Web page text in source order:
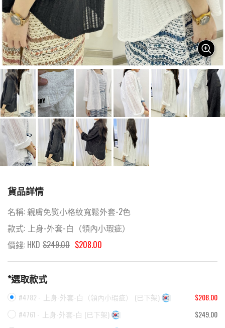
貨品詳情
名稱:親膚免熨小格紋寬鬆外套-2色
款式: 上身-外套-白（領內小瑕疵）
價錢: HKD $249.00 $208.00
*選取款式
#4782 - 上身-外套-白（領內小瑕疵） (已下架)
$208.00
#4761 - 上身-外套-白 (已下架)
$249.00